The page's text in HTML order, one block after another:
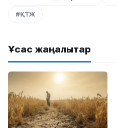
#ҚТЖ
Ұқсас жаңалықтар